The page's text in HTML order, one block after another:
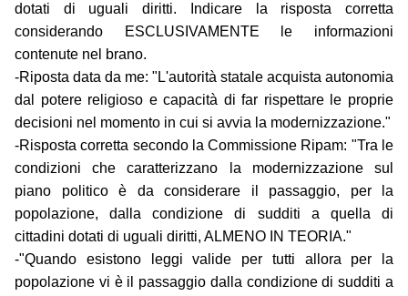
dotati di uguali diritti. Indicare la risposta corretta
considerando ESCLUSIVAMENTE le informazioni
contenute nel brano.
-Riposta data da me: "L'autorità statale acquista autonomia
dal potere religioso e capacità di far rispettare le proprie
decisioni nel momento in cui si avvia la modernizzazione."
-Risposta corretta secondo la Commissione Ripam: "Tra le
condizioni che caratterizzano la modernizzazione sul
piano politico è da considerare il passaggio, per la
popolazione, dalla condizione di sudditi a quella di
cittadini dotati di uguali diritti, ALMENO IN TEORIA."
-"Quando esistono leggi valide per tutti allora per la
popolazione vi è il passaggio dalla condizione di sudditi a